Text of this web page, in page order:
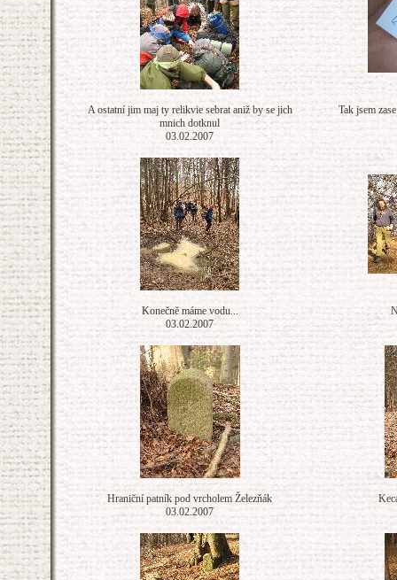
A ostatní jim maj ty relikvie sebrat aniž by se jich
mnich dotknul
03.02.2007
Tak jsem
Konečně máme vodu...
03.02.2007
Hraniční patník pod vrcholem Železňák
03.02.2007